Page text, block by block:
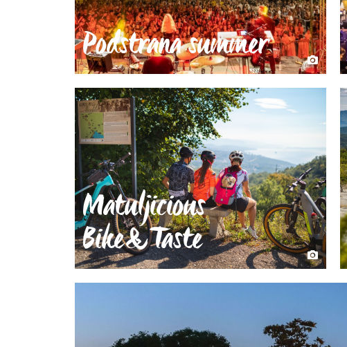
Podstrana summer
Matuljicious
Bike&Taste